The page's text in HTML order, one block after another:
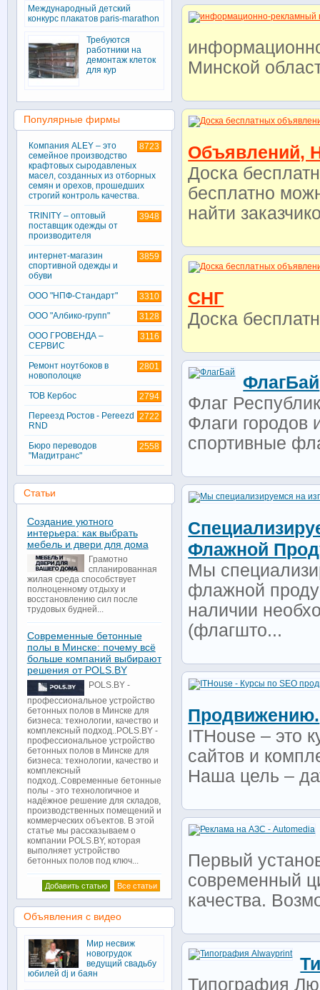
Минской
Объявлений,
Доска
бесплатно
найти
СНГ
Доска
ФлагБай
Флаг
Флаги городов
спортивные
Флажной
Мы
флажной
наличии
(флагшто...
Продвижению.
ITHouse – это
сайтов и
Наша цель –
Первый
современный
качества.
Типография
Международный детский
конкурс плакатов paris-marathon
Требуются
работники на
демонтаж клеток
для кур
Популярные фирмы
8723
Компания ALEY – это
семейное производство
крафтовых сыродавленых
масел, созданных из отборных
семян и орехов, прошедших
строгий контроль качества.
3948
TRINITY – оптовый
поставщик одежды от
производителя
3859
интернет-магазин
спортивной одежды и
обуви
3310
ООО "НПФ-Стандарт"
3128
ООО "Албико-групп"
3116
ООО ГРОВЕНДА –
СЕРВИС
2801
Ремонт ноутбоков в
новополоцке
2794
ТОВ Кербос
2722
Переезд Ростов - Pereezd
RND
2558
Бюро переводов
"Магдитранс"
Статьи
Создание уютного
интерьера: как выбрать
мебель и двери для дома
Грамотно
спланированная
жилая среда способствует
полноценному отдыху и
восстановлению сил после
трудовых будней...
Современные бетонные
полы в Минске: почему всё
больше компаний выбирают
решения от POLS.BY
POLS.BY -
профессиональное устройство
бетонных полов в Минске для
бизнеса: технологии, качество и
комплексный подход..POLS.BY -
профессиональное устройство
бетонных полов в Минске для
бизнеса: технологии, качество и
комплексный
подход..Современные бетонные
полы - это технологичное и
надёжное решение для складов,
производственных помещений и
коммерческих объектов. В этой
статье мы рассказываем о
компании POLS.BY, которая
выполняет устройство
бетонных полов под ключ...
Все статьи
Добавить статью
Объявления с видео
Мир несвиж
новогрудок
ведущий свадьбу
юбилей dj и баян